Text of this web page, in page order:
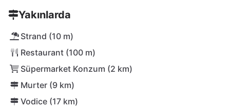
Yakınlarda
Strand (10 m)
Restaurant (100 m)
Süpermarket Konzum (2 km)
Murter (9 km)
Vodice (17 km)